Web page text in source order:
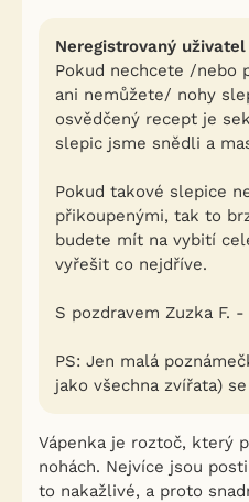
Neregistrovaný
Pokud nechcete /nebo
ani nemůžete/ nohy
osvědčený recept je
slepic jsme snědli a
Pokud takové slepice
přikoupenými, tak to
budete mít na vybití
vyřešit co nejdříve.
S pozdravem Zuzka F.
PS: Jen malá
jako všechna zvířata)
Vápenka je roztoč, který
nohách. Nejvíce jsou
to nakažlivé, a proto